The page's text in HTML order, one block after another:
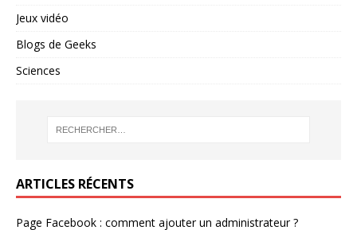
Jeux vidéo
Blogs de Geeks
Sciences
ARTICLES RÉCENTS
Page Facebook : comment ajouter un administrateur ?